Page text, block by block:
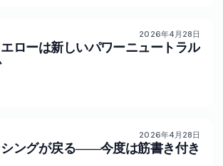
86% 60
2026年4月28日
ローは新しいパワーニュートラル
86% 62
2026年4月28日
ングが戻る――今度は筋書き付き